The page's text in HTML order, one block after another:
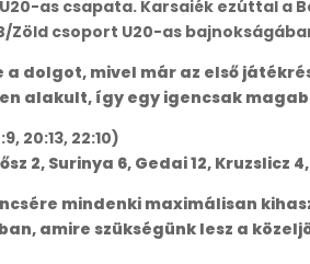
as csapata. Karsaiék ezúttal
Zöld csoport U20-as
dolgot, mivel már az első
alakult, így egy igencsak
20:13, 22:10)
2, Surinya 6, Gedai 12, Kruzslicz
mindenki maximálisan
amire szükségünk lesz a